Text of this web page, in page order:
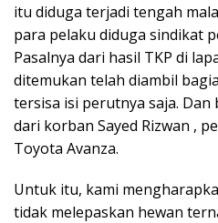
itu diduga terjadi tengah
para pelaku diduga sindikat
Pasalnya dari hasil TKP di
ditemukan telah diambil
tersisa isi perutnya saja.
dari korban Sayed Rizwan ,
Toyota Avanza.
Untuk itu, kami
tidak melepaskan hewan